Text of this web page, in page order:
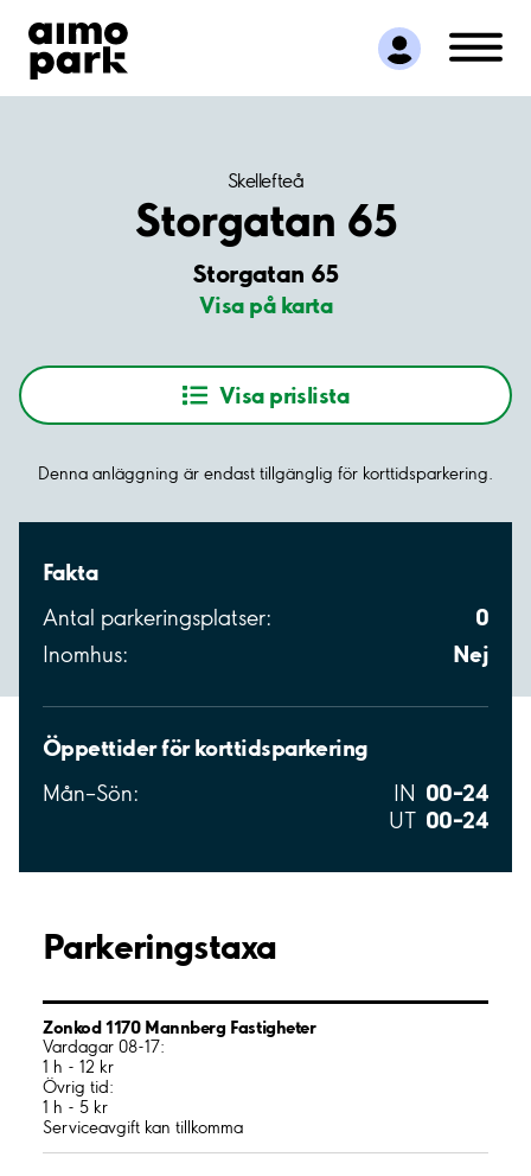
Hitta parkering
Samarbete
Kundservice
Skellefteå
Storgatan 65
Storgatan 65
Visa på karta
Visa prislista
Denna anläggning är endast tillgänglig för korttidsparkering.
Fakta
Antal parkeringsplatser: 0
Inomhus: Nej
Öppettider för korttidsparkering
Mån–Sön: IN 00–24
UT 00–24
Parkeringstaxa
Zonkod 1170 Mannberg Fastigheter
Vardagar 08-17:
1 h - 12 kr
Övrig tid:
1 h - 5 kr
Serviceavgift kan tillkomma